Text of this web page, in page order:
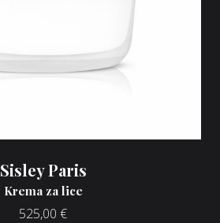
Sisley Paris
Krema za lice
525,00 €